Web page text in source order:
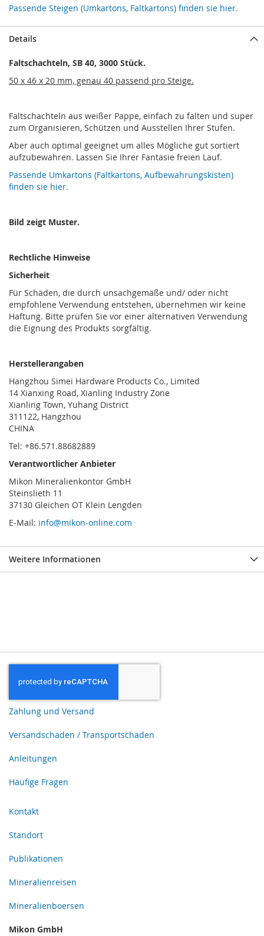
Passende Steigen (Umkartons, Faltkartons) finden sie hier.
Details
Faltschachteln, SB 40, 3000 Stück.
50 x 46 x 20 mm, genau 40 passend pro Steige.
Faltschachteln aus weißer Pappe, einfach zu falten und super
zum Organisieren, Schützen und Ausstellen Ihrer Stufen.
Aber auch optimal geeignet um alles Mögliche gut sortiert
aufzubewahren. Lassen Sie Ihrer Fantasie freien Lauf.
Passende Umkartons (Faltkartons, Aufbewahrungskisten)
finden sie hier.
Bild zeigt Muster.
Rechtliche Hinweise
Sicherheit
Für Schäden, die durch unsachgemäße und/ oder nicht
empfohlene Verwendung entstehen, übernehmen wir keine
Haftung. Bitte prüfen Sie vor einer alternativen Verwendung
die Eignung des Produkts sorgfältig.
Herstellerangaben
Hangzhou Simei Hardware Products Co., Limited
14 Xianxing Road, Xianling Industry Zone
Xianling Town, Yuhang District
311122, Hangzhou
CHINA
Tel: +86.571.88682889
Verantwortlicher Anbieter
Mikon Mineralienkontor GmbH
Steinslieth 11
37130 Gleichen OT Klein Lengden
E-Mail: info@mikon-online.com
Weitere Informationen
Zahlung und Versand
Versandschaden / Transportschaden
Anleitungen
Häufige Fragen
Kontakt
Standort
Publikationen
Mineralienreisen
Mineralienboersen
Mikon GmbH